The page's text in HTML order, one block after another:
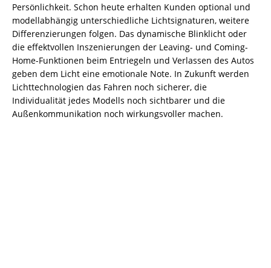
Persönlichkeit. Schon heute erhalten Kunden optional und
modellabhängig unterschiedliche Lichtsignaturen, weitere
Differenzierungen folgen. Das dynamische Blinklicht oder
die effektvollen Inszenierungen der Leaving- und Coming-
Home-Funktionen beim Entriegeln und Verlassen des Autos
geben dem Licht eine emotionale Note. In Zukunft werden
Lichttechnologien das Fahren noch sicherer, die
Individualität jedes Modells noch sichtbarer und die
Außenkommunikation noch wirkungsvoller machen.